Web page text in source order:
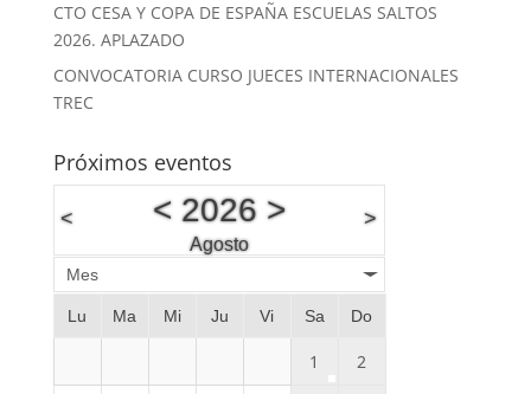
CTO CESA Y COPA DE ESPAÑA ESCUELAS SALTOS
2026. APLAZADO
CONVOCATORIA CURSO JUECES INTERNACIONALES
TREC
Próximos eventos
< < 2026>
Agosto
>
Mes
Lu Ma Mi Ju Vi Sa Do
1 2